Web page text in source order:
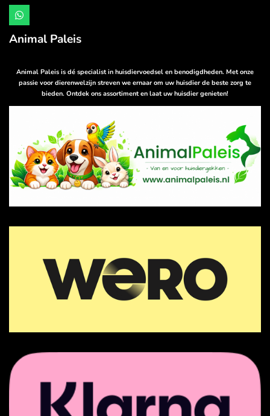
W
h
a
t
p
p
Animal Paleis
Animal Paleis is dé specialist in huisdiervoedsel en benodigdheden. Met onze
passie voor dierenwelzijn streven we ernaar om uw huisdier de beste zorg te
bieden. Ontdek ons assortiment en laat uw huisdier genieten!